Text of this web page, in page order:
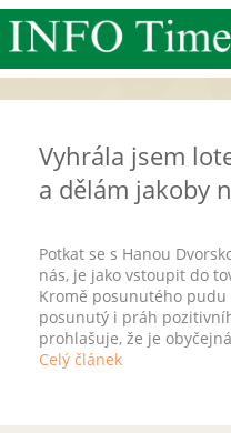
Vyhrála jsem
a dělám jakoby
Potkat se s Hanou
nás, je jako vstoupit do
Kromě posunutého pudu
posunutý i práh
prohlašuje, že je
Celý článek